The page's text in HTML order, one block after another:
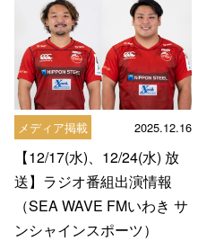
メディア掲載 2025.12.16
【12/17(水)、12/24(水) 放
送】ラジオ番組出演情報
（SEA WAVE FMいわき サ
ンシャインスポーツ）